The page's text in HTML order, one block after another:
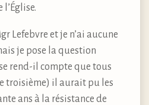
l’Église.
Lefebvre et je n’ai aucune
je pose la question
rend-il compte que tous
troisième) il aurait pu les
ans à la résistance de